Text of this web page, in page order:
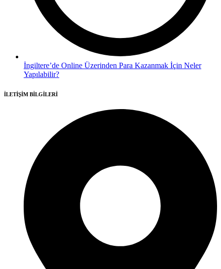
İngiltere’de Online Üzerinden Para Kazanmak İçin Neler
Yapılabilir?
İLETİŞİM BİLGİLERİ